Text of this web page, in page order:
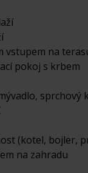
vstupem na
pokoj s krbem
sprchový
(kotel, bojler,
na zahradu